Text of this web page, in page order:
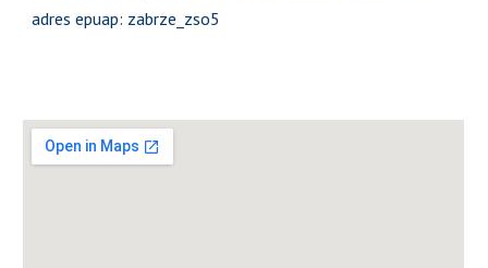
adres epuap: zabrze_zso5